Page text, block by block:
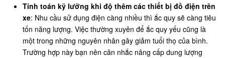
Tính toán kỹ lưỡng khi độ thêm các thiết bị đồ điện trên
xe: Nhu cầu sử dụng điện càng nhiều thì ắc quy sẽ càng tiêu
tốn năng lượng. Việc thường xuyên để ắc quy yếu cũng là
một trong những nguyên nhân gây giảm tuổi thọ của bình.
Trường hợp này bạn nên cân nhắc nâng cấp dung lượng